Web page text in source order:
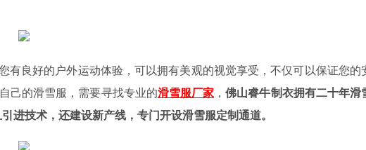
良好的户外运动体验，可以拥有美观的视觉享受，不仅可以保证您的
己的滑雪服，需要寻找专业的滑雪服厂家 ，佛山睿牛制衣拥有二十年滑
进技术，还建设新产线，专门开设滑雪服定制通道。